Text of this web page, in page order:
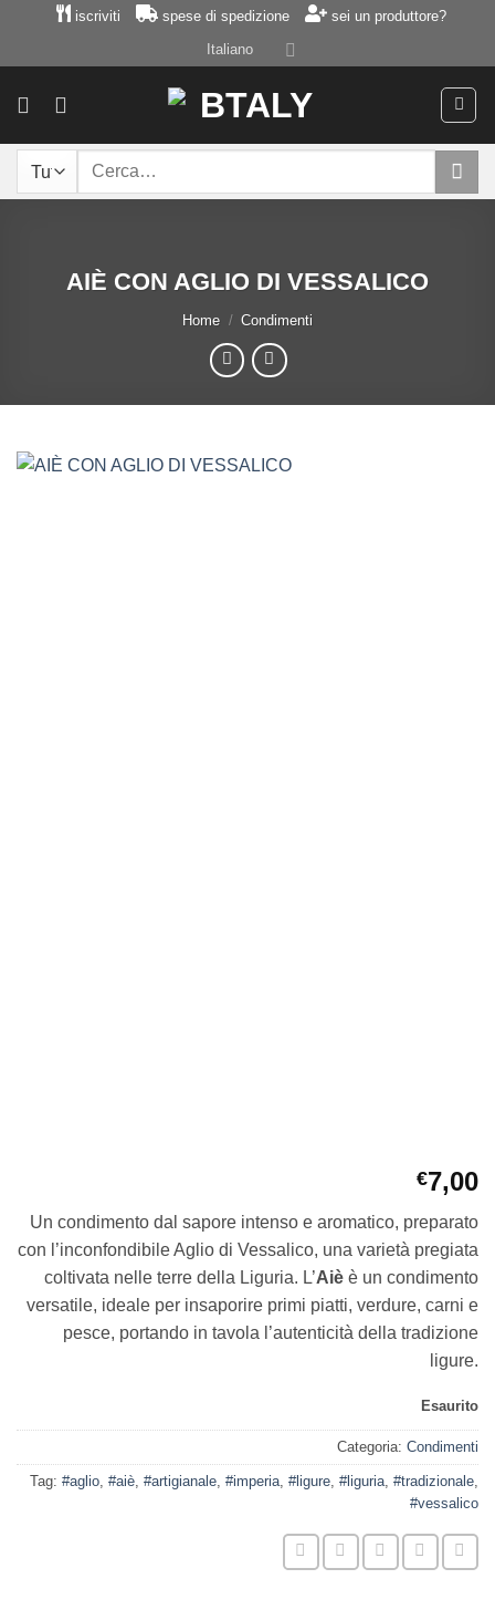
contenuti
iscriviti spese di spedizione
sei un produttore?
Italiano
Cerca:
AIÈ CON AGLIO DI VESSALICO
Home / Condimenti
€7,00
Un condimento dal sapore intenso e aromatico, preparato
con l’inconfondibile Aglio di Vessalico, una varietà pregiata
coltivata nelle terre della Liguria. L’Aiè è un condimento
versatile, ideale per insaporire primi piatti, verdure, carni e
pesce, portando in tavola l’autenticità della tradizione
ligure.
Esaurito
Categoria: Condimenti
Tag: #aglio #aiè #artigianale #imperia #ligure #liguria #tradizionale
#vessalico